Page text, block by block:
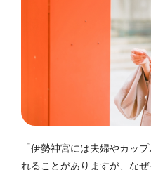
「伊勢神宮には夫婦やカッ
れることがありますが、な